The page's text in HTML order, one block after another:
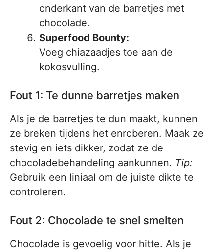
onderkant van de barretjes met
chocolade.
Superfood Bounty:
Voeg chiazaadjes toe aan de
kokosvulling.
Fout 1: Te dunne barretjes maken
Als je de barretjes te dun maakt, kunnen
ze breken tijdens het enroberen. Maak ze
stevig en iets dikker, zodat ze de
chocoladebehandeling aankunnen. Tip:
Gebruik een liniaal om de juiste dikte te
controleren.
Fout 2: Chocolade te snel smelten
Chocolade is gevoelig voor hitte. Als je